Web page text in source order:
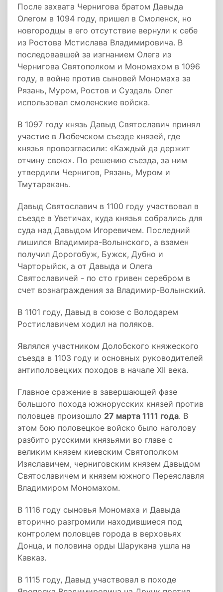
После захвата Чернигова братом Давыда
Олегом в 1094 году, пришел в Смоленск, но
новгородцы в его отсутствие вернули к себе
из Ростова Мстислава Владимировича. В
последовавшей за изгнанием Олега из
Чернигова Святополком и Мономахом в 1096
году, в войне против сыновей Мономаха за
Рязань, Муром, Ростов и Суздаль Олег
использовал смоленские войска.
В 1097 году князь Давыд Святославич принял
участие в Любечском съезде князей, где
князья провозгласили: «Каждый да держит
отчину свою». По решению съезда, за ним
утвердили Чернигов, Рязань, Муром и
Тмутаракань.
Давыд Святославич в 1100 году участвовал в
съезде в Уветичах, куда князья собрались для
суда над Давыдом Игоревичем. Последний
лишился Владимира-Волынского, а взамен
получил Дорогобуж, Бужск, Дубно и
Чарторыйск, а от Давыда и Олега
Святославичей - по сто гривен серебром в
счет вознаграждения за Владимир-Волынский.
В 1101 году, Давыд в союзе с Володарем
Ростиславичем ходил на поляков.
Являлся участником Долобского княжеского
съезда в 1103 году и основных руководителей
антиполовецких походов в начале XII века.
Главное сражение в завершающей фазе
большого похода южнорусских князей против
половцев произошло 27 марта 1111 года. В
этом бою половецкое войско было наголову
разбито русскими князьями во главе с
великим князем киевским Святополком
Изяславичем, черниговским князем Давыдом
Святославичем и князем южного Переяславля
Владимиром Мономахом.
В 1116 году сыновья Мономаха и Давыда
вторично разгромили находившиеся под
контролем половцев города в верховьях
Донца, и половина орды Шарукана ушла на
Кавказ.
В 1115 году, Давыд участвовал в походе